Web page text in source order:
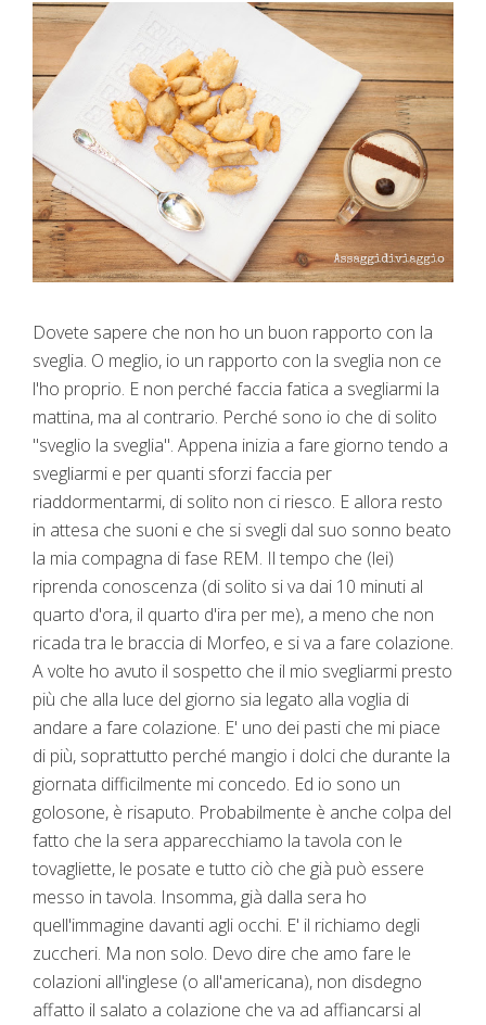
Dovete sapere che non ho un buon rapporto con la
sveglia. O meglio, io un rapporto con la sveglia non ce
l'ho proprio. E non perché faccia fatica a svegliarmi la
mattina, ma al contrario. Perché sono io che di solito
"sveglio la sveglia". Appena inizia a fare giorno tendo a
svegliarmi e per quanti sforzi faccia per
riaddormentarmi, di solito non ci riesco. E allora resto
in attesa che suoni e che si svegli dal suo sonno beato
la mia compagna di fase REM. Il tempo che (lei)
riprenda conoscenza (di solito si va dai 10 minuti al
quarto d'ora, il quarto d'ira per me), a meno che non
ricada tra le braccia di Morfeo, e si va a fare colazione.
A volte ho avuto il sospetto che il mio svegliarmi presto
più che alla luce del giorno sia legato alla voglia di
andare a fare colazione. E' uno dei pasti che mi piace
di più, soprattutto perché mangio i dolci che durante la
giornata difficilmente mi concedo. Ed io sono un
golosone, è risaputo. Probabilmente è anche colpa del
fatto che la sera apparecchiamo la tavola con le
tovagliette, le posate e tutto ciò che già può essere
messo in tavola. Insomma, già dalla sera ho
quell'immagine davanti agli occhi. E' il richiamo degli
zuccheri. Ma non solo. Devo dire che amo fare le
colazioni all'inglese (o all'americana), non disdegno
affatto il salato a colazione che va ad affiancarsi al